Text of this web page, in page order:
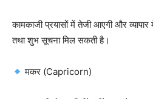
कामकाजी प्रयासों में तेजी आएगी और
तथा शुभ सूचना मिल सकती है।
मकर (Capricorn)